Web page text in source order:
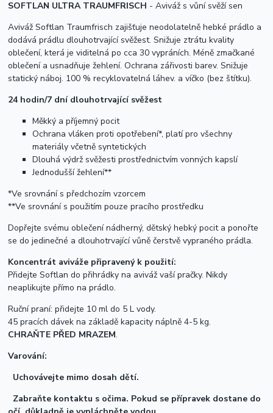
SOFTLAN ULTRA TRAUMFRISCH - Aviváž s vůní svěží sen
Aviváž Softlan Traumfrisch zajišťuje neodolatelně hebké prádlo a
dodává prádlu dlouhotrvající svěžest. Snižuje ztrátu kvality
oblečení, která je viditelná po cca 30 vypráních. Méně zmačkané
oblečení a usnadňuje žehlení. Ochrana zářivosti barev. Snižuje
statický náboj. 100 % recyklovatelná láhev. a víčko (bez štítku).
24 hodin/7 dní dlouhotrvající svěžest
Měkký a příjemný pocit
Ochrana vláken proti opotřebení*, platí pro všechny
materiály včetně syntetických
Dlouhá výdrž svěžesti prostřednictvím vonných kapslí
Jednodušší žehlení**
*Ve srovnání s předchozím vzorcem
**Ve srovnání s použitím pouze pracího prostředku
Dopřejte svému oblečení nádherný, dětský hebký pocit a ponořte
se do jedinečné a dlouhotrvající vůně čerstvě vypraného prádla.
Koncentrát aviváže připravený k použití:
Přidejte Softlan do přihrádky na aviváž vaší pračky. Nikdy
neaplikujte přímo na prádlo.
Ruční praní: přidejte 10 ml do 5 L vody.
45 pracích dávek na základě kapacity náplně 4-5 kg.
CHRAŇTE PŘED MRAZEM.
Varování:
Uchovávejte mimo dosah dětí.
Zabraňte kontaktu s očima. Pokud se přípravek dostane do